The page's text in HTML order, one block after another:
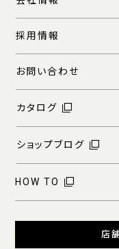
採用情報
お問い合わせ
カタログ
ショップブログ
HOW TO
店